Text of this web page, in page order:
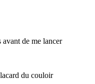
de me lancer
du couloir